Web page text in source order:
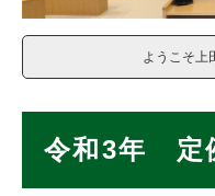
ようこそ上
令和3年 定